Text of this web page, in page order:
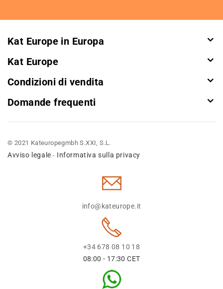
Kat Europe in Europa
Kat Europe
Condizioni di vendita
Domande frequenti
© 2021 Kateuropegmbh S.XXI, S.L.
Avviso legale - Informativa sulla privacy
info@kateurope.it
+34 678 08 10 18
08:00 - 17:30 CET